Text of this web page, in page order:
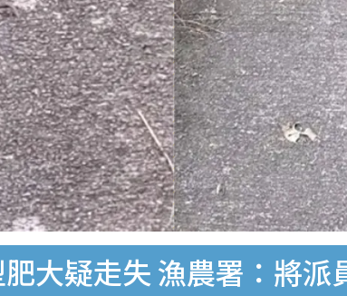
大疑走失 漁農署：將派